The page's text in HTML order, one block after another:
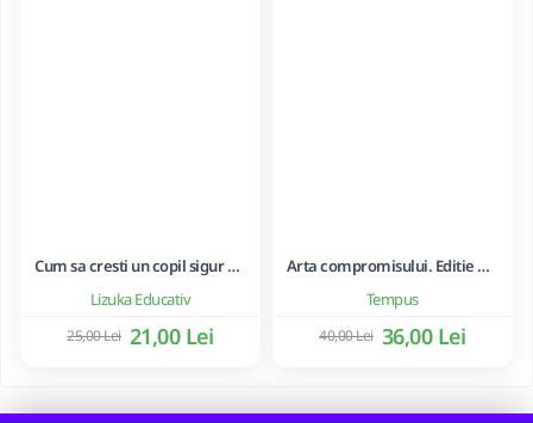
Lizuka Educativ
Cum sa cresti un copil sigur de sine ... si sa-i consolidezi autostima
21,00 Lei
25,00 Lei
Tempus
Arta compromisului. Editie ne varietur - Ileana Vulpescu
36,00 Lei
40,00 Lei